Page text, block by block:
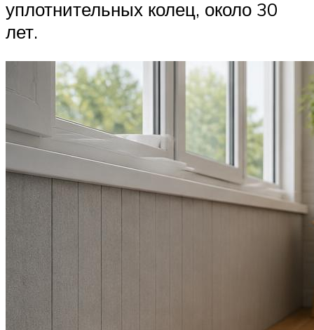
уплотнительных колец, около 30
лет.